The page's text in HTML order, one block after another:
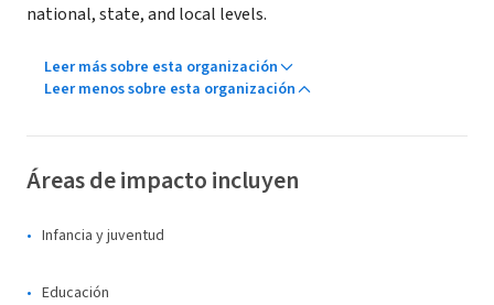
national, state, and local levels.
Leer más sobre esta organización
Leer menos sobre esta organización
Áreas de impacto incluyen
Infancia y juventud
Educación